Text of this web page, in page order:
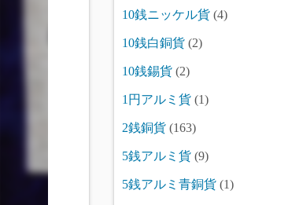
10銭ニッケル貨 (4)
10銭白銅貨 (2)
10銭錫貨 (2)
1円アルミ貨 (1)
2銭銅貨 (163)
5銭アルミ貨 (9)
5銭アルミ青銅貨 (1)